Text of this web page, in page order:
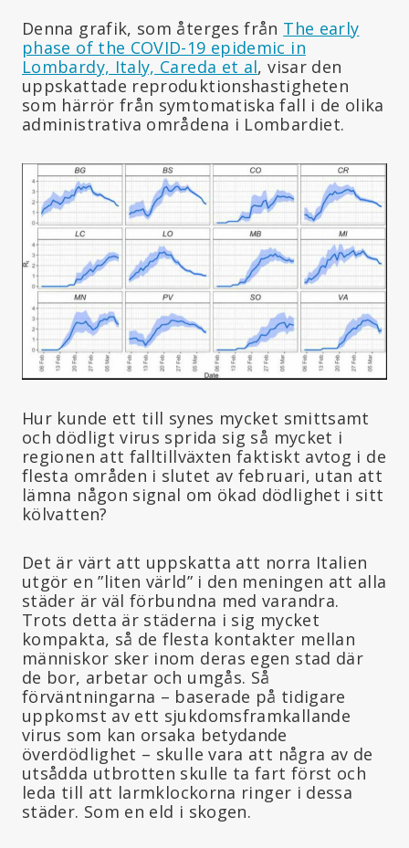
Denna grafik, som återges från The early
phase of the COVID-19 epidemic in
Lombardy, Italy, Careda et al, visar den
uppskattade reproduktionshastigheten
som härrör från symtomatiska fall i de olika
administrativa områdena i Lombardiet.
Hur kunde ett till synes mycket smittsamt
och dödligt virus sprida sig så mycket i
regionen att falltillväxten faktiskt avtog i de
flesta områden i slutet av februari, utan att
lämna någon signal om ökad dödlighet i sitt
kölvatten?
Det är värt att uppskatta att norra Italien
utgör en ”liten värld” i den meningen att alla
städer är väl förbundna med varandra.
Trots detta är städerna i sig mycket
kompakta, så de flesta kontakter mellan
människor sker inom deras egen stad där
de bor, arbetar och umgås. Så
förväntningarna – baserade på tidigare
uppkomst av ett sjukdomsframkallande
virus som kan orsaka betydande
överdödlighet – skulle vara att några av de
utsådda utbrotten skulle ta fart först och
leda till att larmklockorna ringer i dessa
städer. Som en eld i skogen.